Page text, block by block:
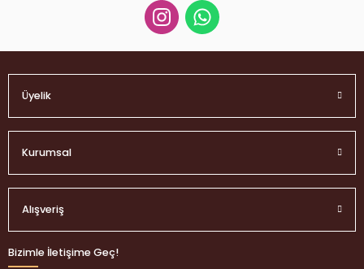
Gönder
Üyelik
Kurumsal
Alışveriş
Bizimle İletişime Geç!